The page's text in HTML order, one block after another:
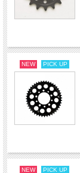
NEW PICK UP
NEW PICK UP